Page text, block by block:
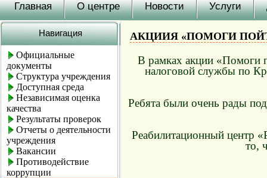
Главная О центре Новости Услуги
Навигация
Официальные
документы
Структура учреждения
Доступная среда
Независимая оценка
качества
Результаты проверок
Отчеты о деятельности
учреждения
Вакансии
Противодействие
коррупции
АКЦИИЯ «ПОМОГИ
В рамках акции «Помоги
налоговой службы по
Ребята были очень рады
Реабилитационный центр
то,